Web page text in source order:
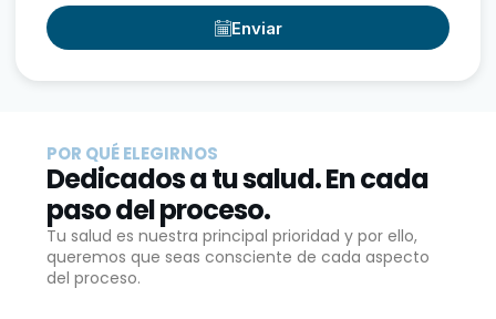
Enviar
POR QUÉ ELEGIRNOS
Dedicados a tu salud. En cada
paso del proceso.
Tu salud es nuestra principal prioridad y por ello,
queremos que seas consciente de cada aspecto
del proceso.